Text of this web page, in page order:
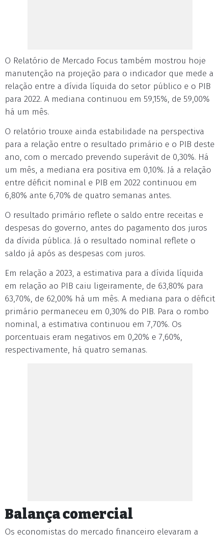
O Relatório de Mercado Focus também mostrou hoje
manutenção na projeção para o indicador que mede a
relação entre a dívida líquida do setor público e o PIB
para 2022. A mediana continuou em 59,15%, de 59,00%
há um mês.
O relatório trouxe ainda estabilidade na perspectiva
para a relação entre o resultado primário e o PIB deste
ano, com o mercado prevendo superávit de 0,30%. Há
um mês, a mediana era positiva em 0,10%. Já a relação
entre déficit nominal e PIB em 2022 continuou em
6,80% ante 6,70% de quatro semanas antes.
O resultado primário reflete o saldo entre receitas e
despesas do governo, antes do pagamento dos juros
da dívida pública. Já o resultado nominal reflete o
saldo já após as despesas com juros.
Em relação a 2023, a estimativa para a dívida líquida
em relação ao PIB caiu ligeiramente, de 63,80% para
63,70%, de 62,00% há um mês. A mediana para o déficit
primário permaneceu em 0,30% do PIB. Para o rombo
nominal, a estimativa continuou em 7,70%. Os
porcentuais eram negativos em 0,20% e 7,60%,
respectivamente, há quatro semanas.
Balança comercial
Os economistas do mercado financeiro elevaram a